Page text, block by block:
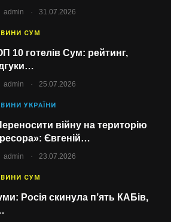
admin . 31.07.2026
СУМ
10 готелів Сум: рейтинг,
admin . 25.07.2026
УКРАЇНИ
війну на територію
Євгеній…
admin . 23.07.2026
СУМ
Росія скинула п’ять КАБів,